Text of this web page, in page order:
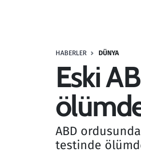
HABERLER DÜNYA
Eski
ABD
testinde
Savunma Sanayi